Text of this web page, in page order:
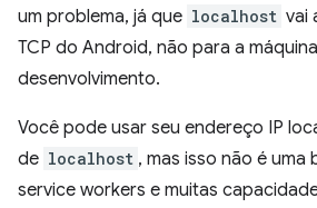
um problema, já que localhost vai
TCP do Android, não para a
desenvolvimento.
Você pode usar seu endereço IP
de localhost , mas isso não é uma
service workers e muitas